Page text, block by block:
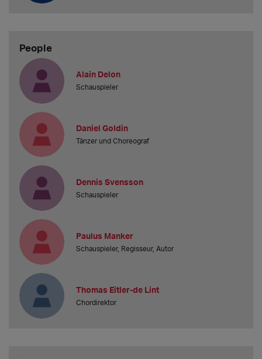
People
Alain Delon
Schauspieler
Daniel Goldin
Tänzer und Choreograf
Dennis Svensson
Schauspieler
Paulus Manker
Schauspieler, Regisseur, Autor
Thomas Eitler-de Lint
Chordirektor